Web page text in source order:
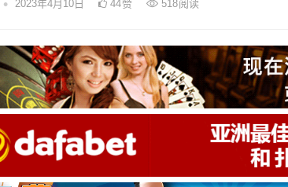
• 2023年4月10日 44赞 518阅读